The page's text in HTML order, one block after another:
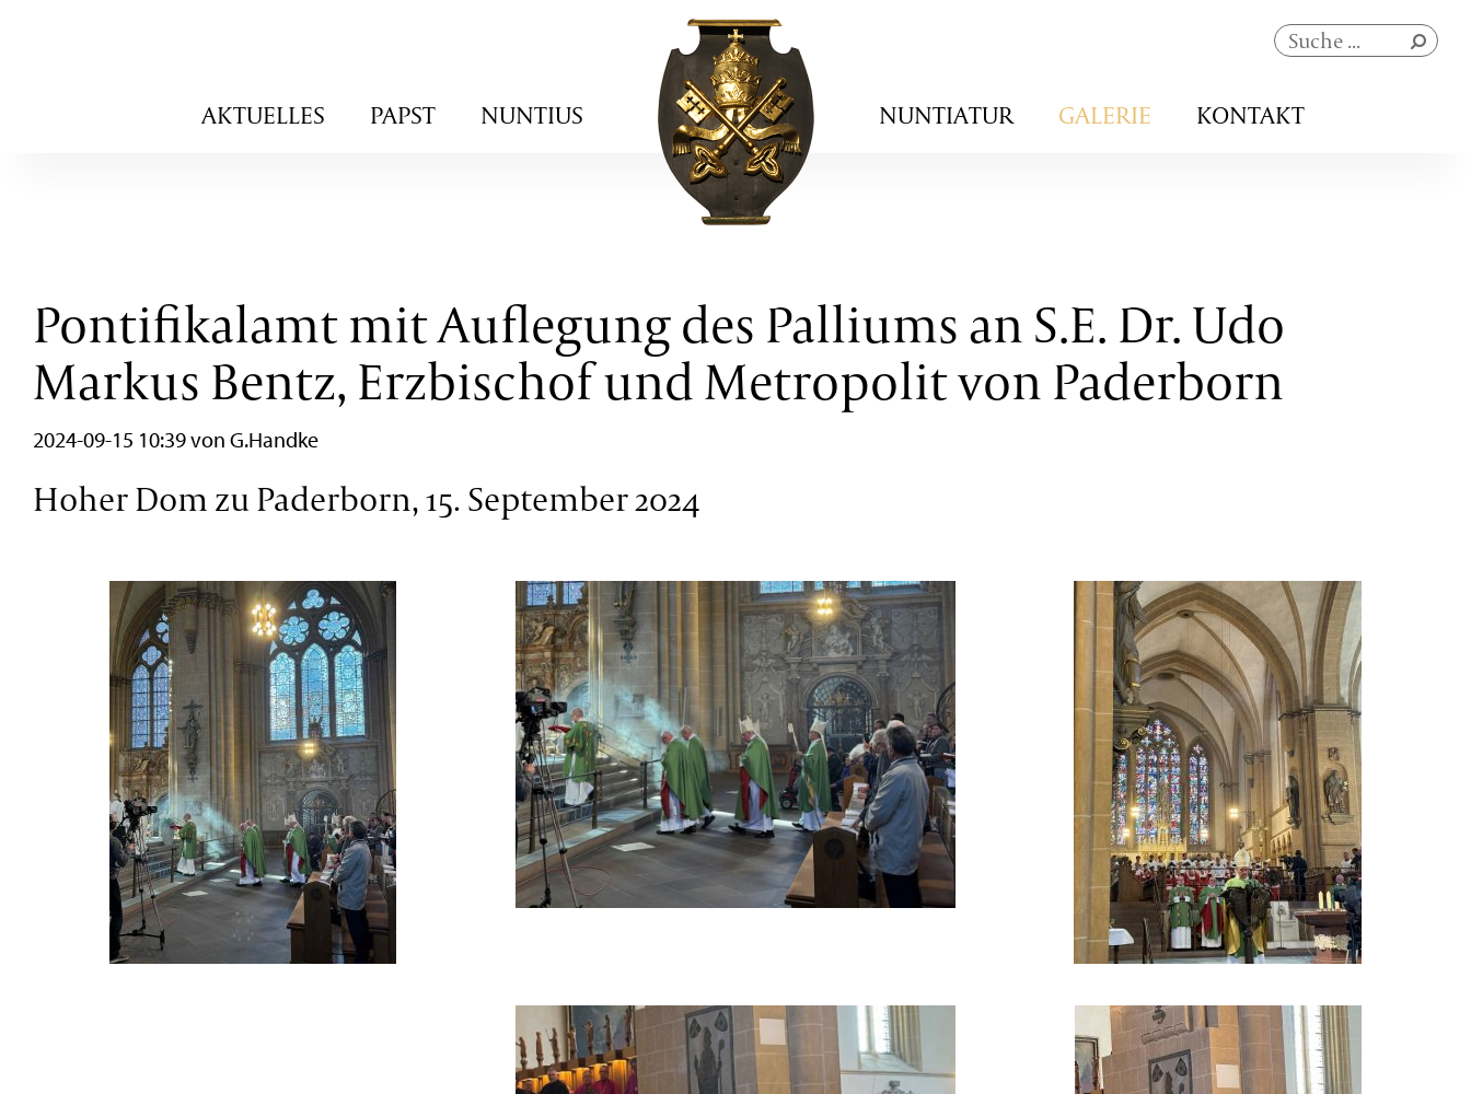
Navigation
überspringen
AKTUELLES PAPST NUNTIUS
Navigation
überspringen
NUNTIATUR GALERIE KONTAKT
Pontifikalamt mit Auflegung des Palliums an S.E. Dr. Udo
Markus Bentz, Erzbischof und Metropolit von Paderborn
2024-09-15 10:39von G.Handke
Hoher Dom zu Paderborn, 15. September 2024